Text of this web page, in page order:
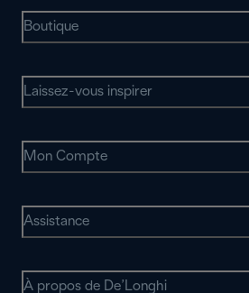
Boutique
Laissez-vous inspirer
Mon Compte
Assistance
À propos de De’Longhi